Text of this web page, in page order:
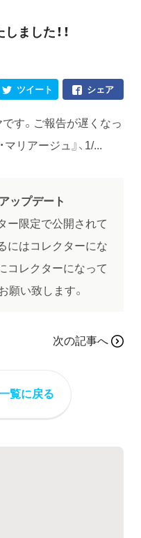
ました！！
シェア
ツイート
す。ご報告が遅くなっ
リアージュ』、1/...
ップデート
ー限定で公開されて
にはコレクターにな
コレクターになって
願い致します。
次の記事へ
覧に戻る